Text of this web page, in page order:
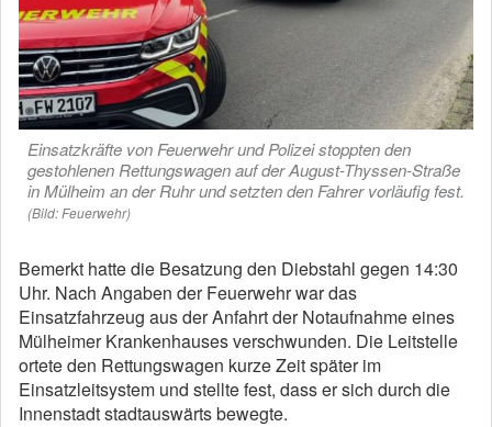
Einsatzkräfte von Feuerwehr und Polizei stoppten den
gestohlenen Rettungswagen auf der August-Thyssen-Straße
in Mülheim an der Ruhr und setzten den Fahrer vorläufig fest.
(Bild: Feuerwehr)
Bemerkt hatte die Besatzung den Diebstahl gegen 14:30
Uhr. Nach Angaben der Feuerwehr war das
Einsatzfahrzeug aus der Anfahrt der Notaufnahme eines
Mülheimer Krankenhauses verschwunden. Die Leitstelle
ortete den Rettungswagen kurze Zeit später im
Einsatzleitsystem und stellte fest, dass er sich durch die
Innenstadt stadtauswärts bewegte.